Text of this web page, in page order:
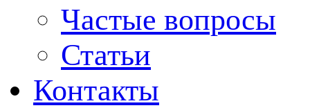
Частые вопросы
Статьи
Контакты